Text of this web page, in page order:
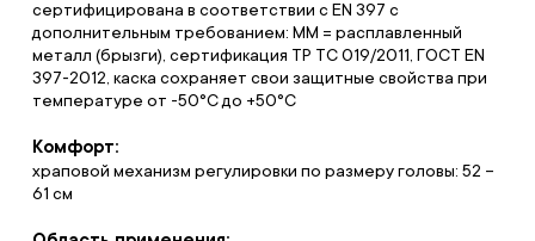
сертифицирована в соответствии с EN 397 с
дополнительным требованием: MM = расплавленный
металл (брызги), сертификация ТР ТС 019/2011, ГОСТ EN
397-2012, каска сохраняет свои защитные свойства при
температуре от -50°С до +50°С
Комфорт:
храповой механизм регулировки по размеру головы: 52 –
61 см